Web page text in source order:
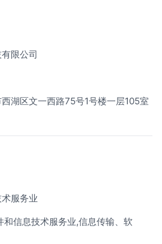
限公司
湖区文一西路75号1号楼一层105室
服务业
和信息技术服务业,信息传输、软